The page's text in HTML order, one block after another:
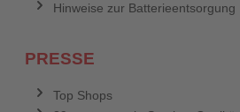
Hinweise zur Batterieentsorgung
PRESSE
Top Shops